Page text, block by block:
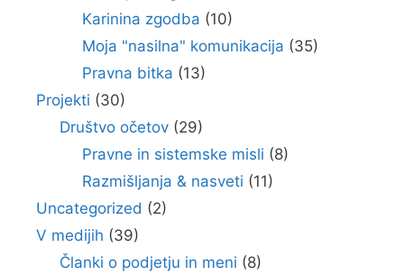
Karinina zgodba (10)
Moja "nasilna" komunikacija (35)
Pravna bitka (13)
Projekti (30)
Društvo očetov(29)
Pravne in sistemske misli (8)
Razmišljanja & nasveti (11)
Uncategorized (2)
V medijih (39)
Članki o podjetju in meni (8)